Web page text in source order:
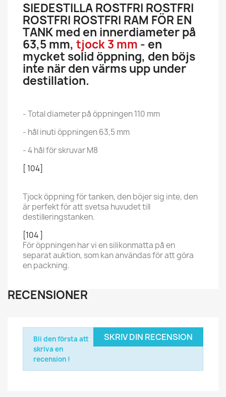
SIEDESTILLA ROSTFRI ROSTFRI
ROSTFRI ROSTFRI RAM FÖR EN
TANK med en innerdiameter på
63,5 mm, tjock 3 mm - en
mycket solid öppning, den böjs
inte när den värms upp under
destillation.
- Total diameter på öppningen 110 mm
- hål inuti öppningen 63,5 mm
- 4 hål för skruvar M8
[ 104]
Tjock öppning för tanken, den böjer sig inte, den
är perfekt för att svetsa huvudet till
destilleringstanken.
[104 ]
För öppningen har vi en silikonmatta på en
separat auktion, som kan användas för att göra
en packning.
RECENSIONER
SKRIV DIN RECENSION
Bli den första att
skriva en
recension !